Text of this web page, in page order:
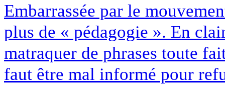
Embarrassée par le
plus de « pédagogie ». En
matraquer de phrases toute
faut être mal informé pour